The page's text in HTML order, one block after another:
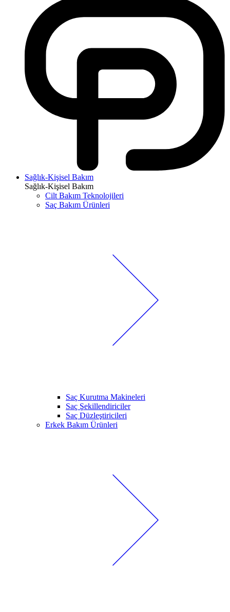
Sağlık-Kişisel Bakım
Sağlık-Kişisel Bakım
Cilt Bakım Teknolojileri
Saç Bakım Ürünleri
Saç Kurutma Makineleri
Saç Şekillendiriciler
Saç Düzleştiricileri
Erkek Bakım Ürünleri